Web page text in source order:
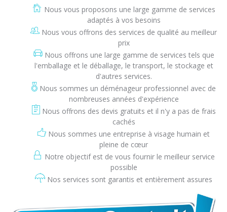
Nous vous proposons une large gamme de services
adaptés à vos besoins
Nous vous offrons des services de qualité au meilleur
prix
Nous offrons une large gamme de services tels que
l'emballage et le déballage, le transport, le stockage et
d'autres services.
Nous sommes un déménageur professionnel avec de
nombreuses années d'expérience
Nous offrons des devis gratuits et il n'y a pas de frais
cachés
Nous sommes une entreprise à visage humain et
pleine de cœur
Notre objectif est de vous fournir le meilleur service
possible
Nos services sont garantis et entièrement assures